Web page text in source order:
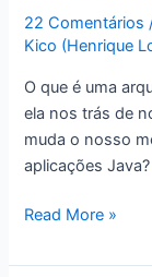
22 Comentários
Kico (Henrique
O que é uma
ela nos trás de
muda o nosso
aplicações Java?
O
é
Read More »